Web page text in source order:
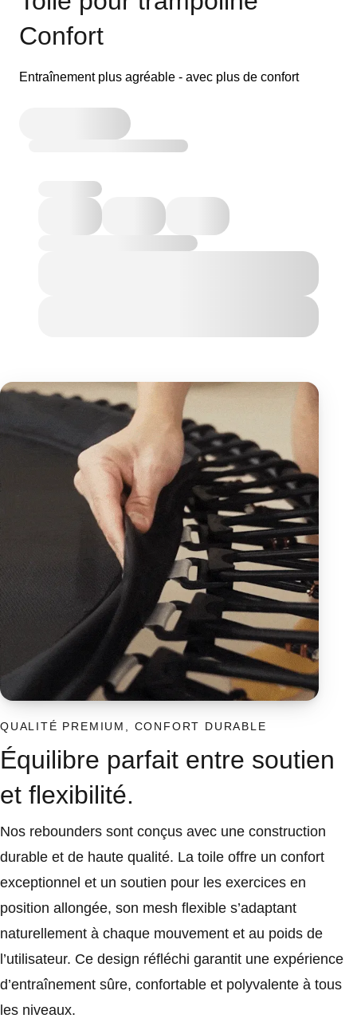
Confort
Entraînement plus agréable - avec plus de confort
QUALITÉ PREMIUM, CONFORT DURABLE
Équilibre parfait entre soutien
et flexibilité.
Nos rebounders sont conçus avec une construction
durable et de haute qualité. La toile offre un confort
exceptionnel et un soutien pour les exercices en
position allongée, son mesh flexible s’adaptant
naturellement à chaque mouvement et au poids de
l’utilisateur. Ce design réfléchi garantit une expérience
d’entraînement sûre, confortable et polyvalente à tous
les niveaux.